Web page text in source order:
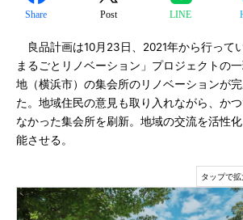
Share Post LINE
良品計画は10月23日、2021年から行って
まるごとリノベーション」プロジェクトの
地（横浜市）の集会所のリノベーションが
た。地域住民の意見も取り入れながら、か
なかった集会所を刷新。地域の交流を活性
能させる。